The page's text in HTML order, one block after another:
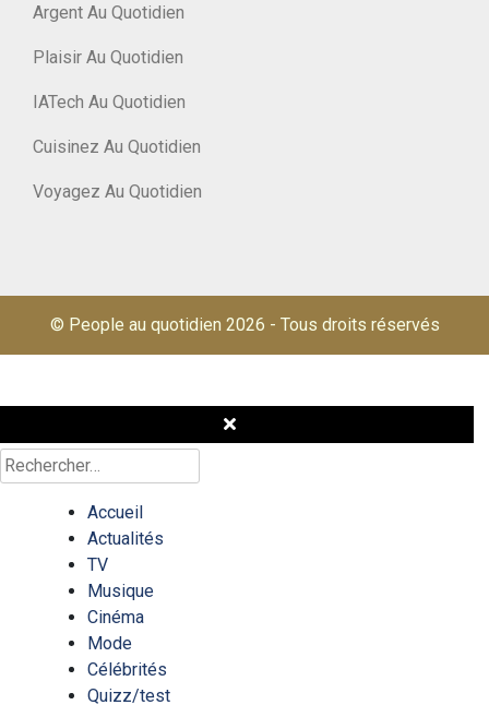
Argent Au Quotidien
Plaisir Au Quotidien
IATech Au Quotidien
Cuisinez Au Quotidien
Voyagez Au Quotidien
© People au quotidien 2026 - Tous droits réservés
Rechercher :
Accueil
Actualités
TV
Musique
Cinéma
Mode
Célébrités
Quizz/test